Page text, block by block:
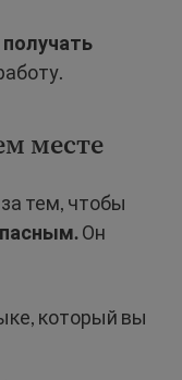
месте
тем, чтобы
Он
который вы